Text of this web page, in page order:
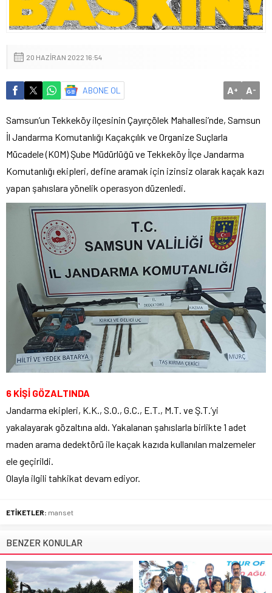
20 HAZIRAN 2022 16:54
ABONE OL A+ A-
Samsun’un Tekkeköy ilçesinin Çayırçölek Mahallesi’nde, Samsun
İl Jandarma Komutanlığı Kaçakçılık ve Organize Suçlarla
Mücadele (KOM) Şube Müdürlüğü ve Tekkeköy İlçe Jandarma
Komutanlığı ekipleri, define aramak için izinsiz olarak kaçak kazı
yapan şahıslara yönelik operasyon düzenledi.
6 KİŞİ GÖZALTINDA
Jandarma ekipleri, K.K., S.O., G.C., E.T., M.T. ve Ş.T.’yi
yakalayarak gözaltına aldı. Yakalanan şahıslarla birlikte 1 adet
maden arama dedektörü ile kaçak kazıda kullanılan malzemeler
ele geçirildi.
Olayla ilgili tahkikat devam ediyor.
ETİKETLER: manset
BENZER KONULAR